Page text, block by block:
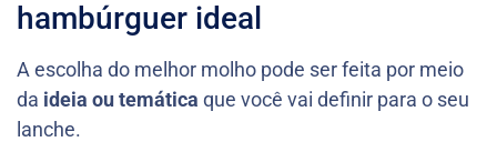
hambúrguer ideal
A escolha do melhor molho pode ser feita por meio
da ideia ou temática que você vai definir para o seu
lanche.